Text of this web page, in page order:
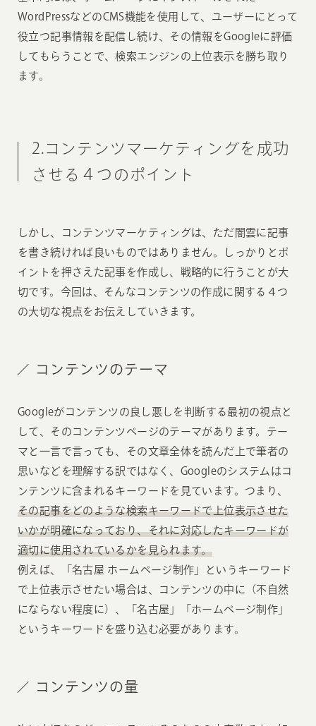
WordPressなどのCMS機能を使用して、ユーザーにとって
役立つ記事情報を配信し続け、その情報をGoogleに評価
してもらうことで、検索エンジンの上位表示を勝ち取り
ます。
2.コンテンツマーケティングを成功
させる４つのポイント
しかし、コンテンツマーケティングは、ただ闇雲に記事
を書き続ければ良いものではありません。しっかりとポ
イントを押さえた記事を作成し、戦略的に行うことが大
切です。今回は、そんなコンテンツの作成に関する４つ
の大切な視点をお伝えしていきます。
コンテンツのテーマ
Googleがコンテンツの良し悪しを判断する最初の視点と
して、そのコンテンツページのテーマがあります。テー
マと一言で言っても、その文章全体を読んだ上で筆者の
思いなどを理解する訳ではなく、Googleのシステムはコ
ンテンツに含まれるキーワードを見ています。つまり、
その記事をどのような検索キーワードで上位表示させた
いかが明確になっており、それに対応したキーワードが
適切に使用されているかを見られます。
例えば、「名古屋 ホームページ制作」というキーワード
で上位表示させたい場合は、コンテンツの中に（不自然
にならない程度に）、「名古屋」「ホームページ制作」
というキーワードを盛り込む必要があります。
コンテンツの量